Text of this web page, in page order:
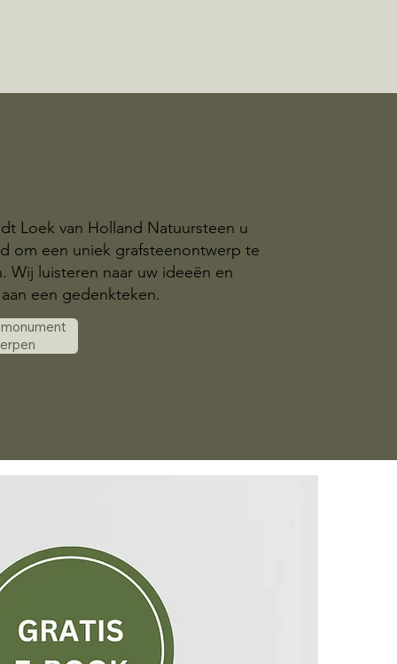
Loek van Holland Natuursteen u
om een uniek grafsteenontwerp te
Wij luisteren naar uw ideeën en
een gedenkteken.